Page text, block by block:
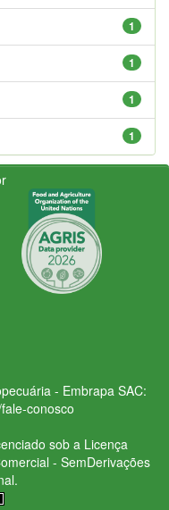
1
1
1
1
- Embrapa SAC:
conosco
sob a Licença
- SemDerivações